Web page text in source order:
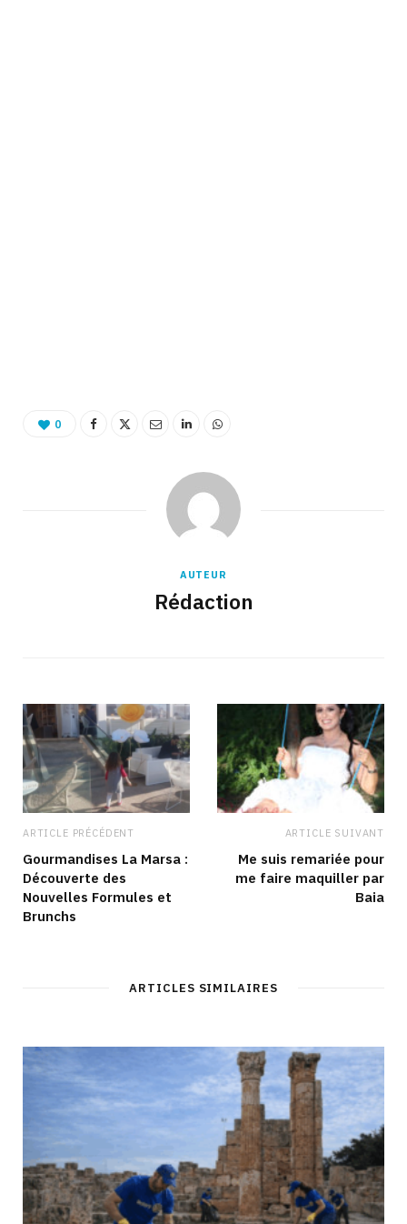
0
AUTEUR
Rédaction
ARTICLE PRÉCÉDENT
Gourmandises La Marsa :
Découverte des
Nouvelles Formules et
Brunchs
ARTICLE SUIVANT
Me suis remariée pour
me faire maquiller par
Baia
ARTICLES SIMILAIRES